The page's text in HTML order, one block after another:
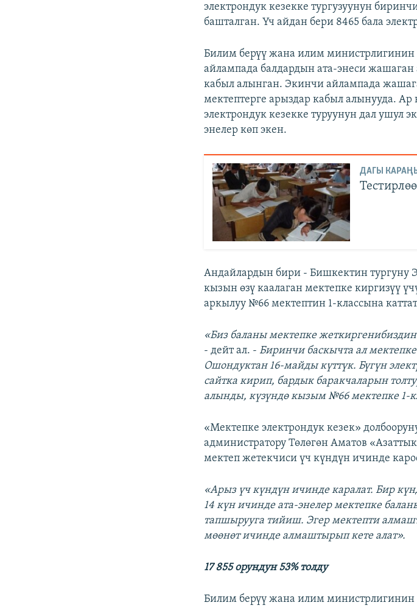
электрондук кезекке тургузуунун
башталган. Үч айдан бери 8465 бала
Билим берүү жана илим
айлампада балдардын ата-энеси
кабыл алынган. Экинчи айлампада
мектептерге арыздар кабыл алынууда.
электрондук кезекке туруунун дал ушул
энелер көп экен.
ДАГЫ
Андайлардын бири - Бишкектин тургуну
кызын өзү каалаган мектепке киргизүү
аркылуу №66 мектептин 1-классына
«Биз баланы мектепке
- дейт ал. -Биринчи баскычта ал
Ошондуктан 16-майды күттүк. Бүгүн
сайтка кирип, бардык баракчаларын
алынды, күзүндө кызым №66 мектепке 1-
«Мектепке электрондук кезек»
администратору Төлөгөн Аматов
мектеп жетекчиси үч күндүн ичинде
«Арыз үч күндүн ичинде каралат. Бир
14 күн ичинде ата-энелер мектепке
тапшырууга тийиш. Эгер мектепти
мөөнөт ичинде алмаштырып кете алат».
17 855 орундун 53% толду
Билим берүү жана илим